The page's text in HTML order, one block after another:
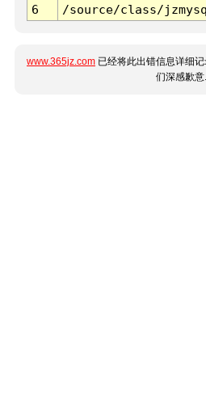
6
/source/class/
www.365jz.com 已经将此出错信息详细
们深感歉意.